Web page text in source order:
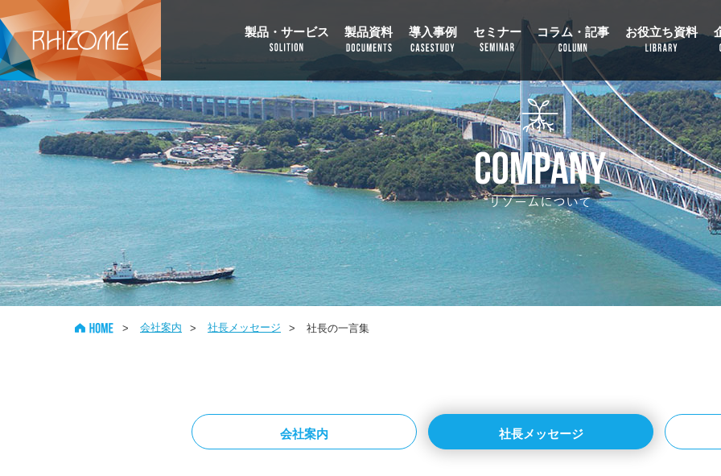
製品・サービス 製品資料 導入事例 セミナー コラム・記事 お役立ち資料
> 会社案内 > 社長メッセージ > 社長の一言集
会社案内 社長メッセージ